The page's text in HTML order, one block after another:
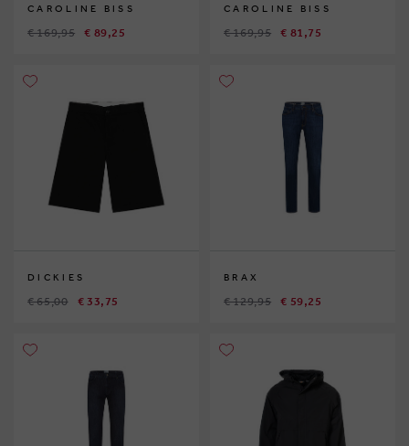
CAROLINE BISS
€ 169,95 € 89,25
CAROLINE BISS
€ 169,95 € 81,75
DICKIES
€ 65,00 € 33,75
BRAX
€ 129,95 € 59,25